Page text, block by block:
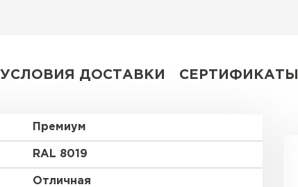
УСЛОВИЯ ДОСТАВКИ СЕРТИФИКАТЫ
Премиум
RAL 8019
Отличная